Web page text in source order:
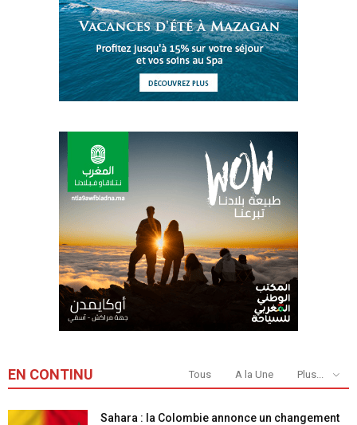
EN CONTINU Tous A la Une Plus...
Sahara : la Colombie annonce un changement